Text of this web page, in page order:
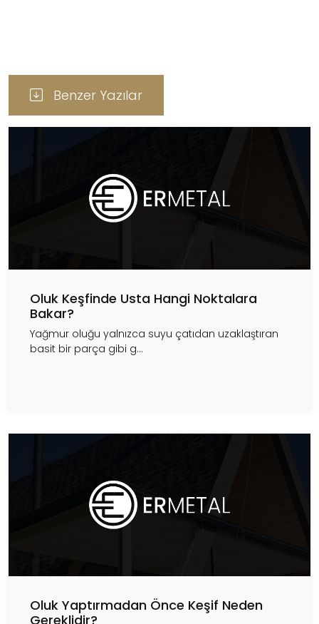
Benzer Yazılar
Oluk Keşfinde Usta Hangi Noktalara
Bakar?
Yağmur oluğu yalnızca suyu çatıdan uzaklaştıran
basit bir parça gibi g...
Oluk Yaptırmadan Önce Keşif Neden
Gereklidir?